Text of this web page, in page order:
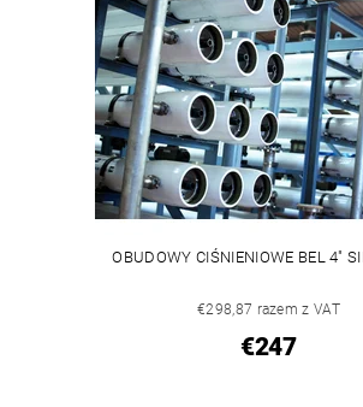
OBUDOWY CIŚNIENIOWE BEL 4"
€298,87 razem z VAT
€247